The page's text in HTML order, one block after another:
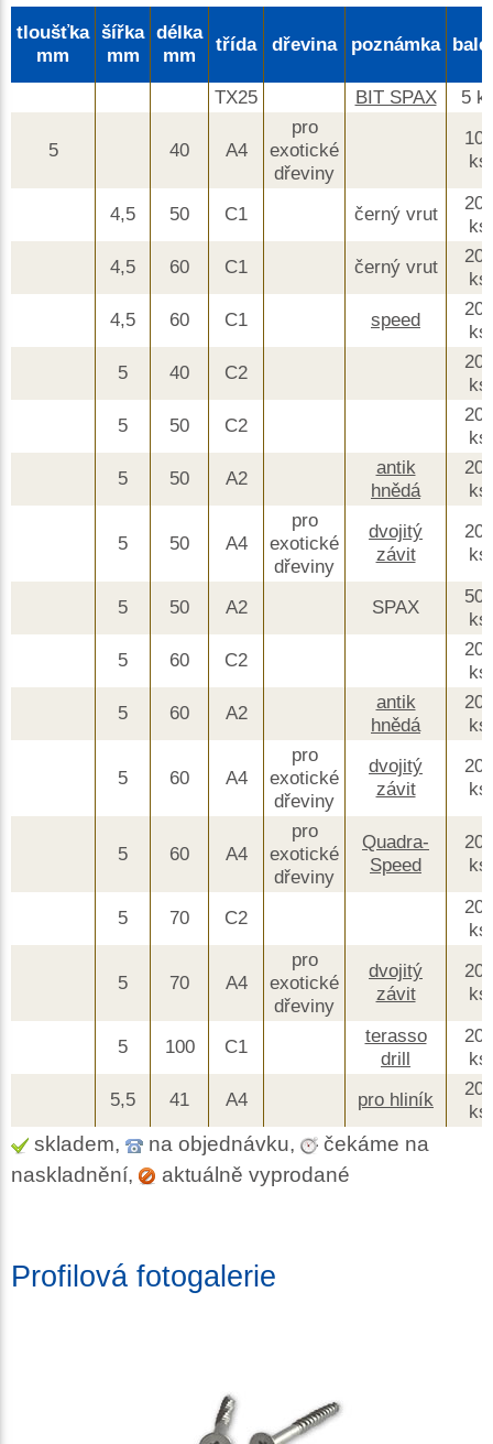
tloušťka
mm
šířka
mm
délka
mm
třída dřevina poznámka
TX25 BIT SPAX 5
5 40 A4
pro
exotické
dřeviny
100
ks
4,5 50 C1 černý vrut
200
ks
4,5
60 C1 černý vrut
200
ks
4,5
60 C1 speed
200
ks
5
40 C2
200
ks
5
50 C2
200
ks
5
50 A2
antik
hnědá
200
ks
5 50 A4
pro
exotické
dřeviny
dvojitý
závit
200
ks
5 50 A2 SPAX
500
ks
5
60 C2
200
ks
5
60 A2
antik
hnědá
200
ks
5 60 A4
pro
exotické
dřeviny
dvojitý
závit
200
ks
5 60 A4
pro
exotické
dřeviny
Quadra-
Speed
200
ks
5 70 C2
200
ks
5 70 A4
pro
exotické
dřeviny
dvojitý
závit
200
ks
5 100 C1
terasso
drill
200
ks
5,5
41 A4 pro hliník
200
ks
skladem, na objednávku,
čekáme na
naskladnění,
aktuálně vyprodané
Profilová fotogalerie